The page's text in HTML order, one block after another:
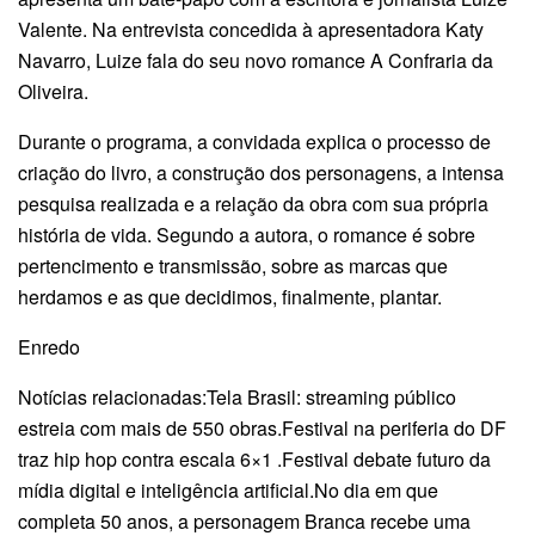
Valente. Na entrevista concedida à apresentadora Katy
Navarro, Luize fala do seu novo romance A Confraria da
Oliveira.
Durante o programa, a convidada explica o processo de
criação do livro, a construção dos personagens, a intensa
pesquisa realizada e a relação da obra com sua própria
história de vida. Segundo a autora, o romance é sobre
pertencimento e transmissão, sobre as marcas que
herdamos e as que decidimos, finalmente, plantar.
Enredo
Notícias relacionadas:Tela Brasil: streaming público
estreia com mais de 550 obras.Festival na periferia do DF
traz hip hop contra escala 6×1 .Festival debate futuro da
mídia digital e inteligência artificial.No dia em que
completa 50 anos, a personagem Branca recebe uma